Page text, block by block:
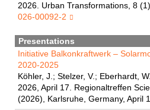
2026. Urban Transformations, 8
026-00092-2
Presentations
Initiative Balkonkraftwerk –
2020-2025
Köhler, J.; Stelzer, V.; Eberhardt, W.
2026, April 17. Regionaltreffen
(2026), Karlsruhe, Germany, April